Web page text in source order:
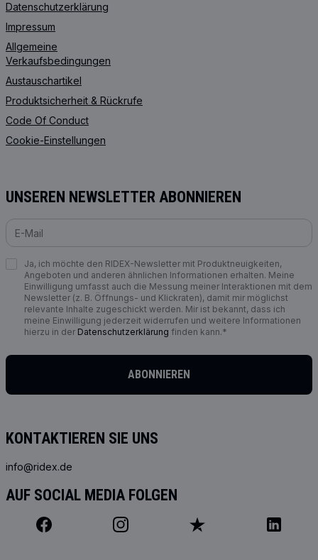
Datenschutzerklärung
Impressum
Allgemeine
Verkaufsbedingungen
Austauschartikel
Produktsicherheit & Rückrufe
Code Of Conduct
Cookie-Einstellungen
KONTAKTIEREN SIE UNS
info@ridex.de
AUF SOCIAL MEDIA FOLGEN
UNSEREN NEWSLETTER ABONNIEREN
Ja, ich möchte den RIDEX-Newsletter mit Produktneuigkeiten,
Angeboten und anderen ähnlichen Informationen erhalten. Meine
Einwilligung umfasst auch die Messung meiner Interaktionen mit dem
Newsletter (z. B. Öffnungs- und Klickraten), damit mir möglichst
relevante Inhalte zugeschickt werden. Mir ist bekannt, dass ich
meine Einwilligung jederzeit widerrufen und weitere Informationen
hierzu in der Datenschutzerklärung finden kann.*
ABONNIEREN